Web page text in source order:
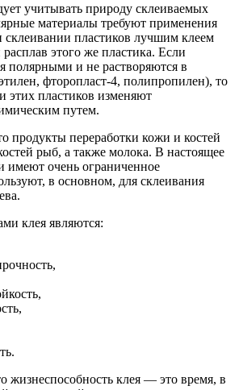
учитывать природу склеиваемых
материалы требуют применения
пластиков лучшим клеем
расплав этого же пластика. Если
полярными и не растворяются в
фторопласт-4, полипропилен), то
этих пластиков изменяют
путем.
переработки кожи и костей
рыб, а также молока. В настоящее
имеют очень ограниченное
в основном, для склеивания
клея являются:
жизнеспособность клея — это время, в